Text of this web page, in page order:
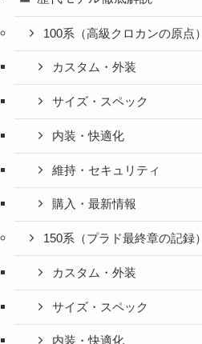
100系（高級クロカンの原点）
カスタム・外装
サイズ・スペック
内装・快適化
維持・セキュリティ
購入・最新情報
150系（プラド最終章の記録）
カスタム・外装
サイズ・スペック
内装・快適化